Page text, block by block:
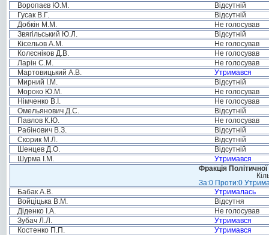
Воропаєв Ю.М.
Відсутній
Гусак В.Г.
Відсутній
Добкін М.М.
Не голосував
Звягільський Ю.Л.
Відсутній
Кісельов А.М.
Не голосував
Колєсніков Д.В.
Не голосував
Ларін С.М.
Не голосував
Мартовицький А.В.
Утримався
Мирний І.М.
Відсутній
Мороко Ю.М.
Не голосував
Німченко В.І.
Не голосував
Омельянович Д.С.
Відсутній
Павлов К.Ю.
Не голосував
Рабінович В.З.
Відсутній
Скорик М.Л.
Відсутній
Шенцев Д.О.
Відсутній
Шурма І.М.
Утримався
Фракція
За:0 Проти:0
Бабак А.В.
Утрималась
Войціцька В.М.
Відсутня
Діденко І.А.
Не голосував
Зубач Л.Л.
Утримався
Костенко П.П.
Утримався